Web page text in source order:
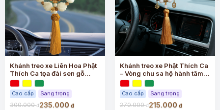
Khánh treo xe Liên Hoa Phật
Thích Ca tọa đài sen gỗ
hoàng dương cao cấp
Cao cấp Sang trọng
300.000đ235.000 đ
Khánh treo xe Phật Thích Ca
– Vòng chu sa hộ hành tâm
an
Cao cấp Sang trọng
270.000đ215.000 đ